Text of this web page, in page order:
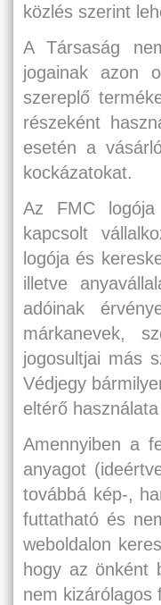
közlés szerint
A Társaság
jogainak azon
szereplő
részeként
esetén a
kockázatokat.
Az FMC logója
kapcsolt
logója és
illetve
adóinak
márkanevek,
jogosultjai más
Védjegy
eltérő
Amennyiben a
anyagot
továbbá kép-,
futtatható és
weboldalon
hogy az önként
nem kizárólagos